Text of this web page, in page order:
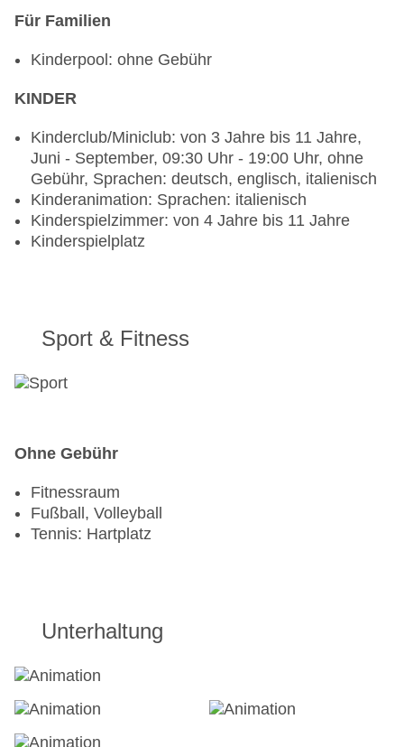
Für Familien
Kinderpool: ohne Gebühr
KINDER
Kinderclub/Miniclub: von 3 Jahre bis 11 Jahre,
Juni - September, 09:30 Uhr - 19:00 Uhr, ohne
Gebühr, Sprachen: deutsch, englisch, italienisch
Kinderanimation: Sprachen: italienisch
Kinderspielzimmer: von 4 Jahre bis 11 Jahre
Kinderspielplatz
Sport & Fitness
Ohne Gebühr
Fitnessraum
Fußball, Volleyball
Tennis: Hartplatz
Unterhaltung